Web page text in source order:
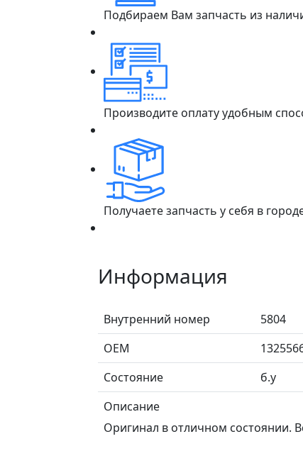
Подбираем Вам запчасть из
Производите оплату удобным
Получаете запчасть у себя в
Информация
Внутренний номер
5804
ОЕМ
Состояние
б.у
Описание
Оригинал в отличном состоянии.